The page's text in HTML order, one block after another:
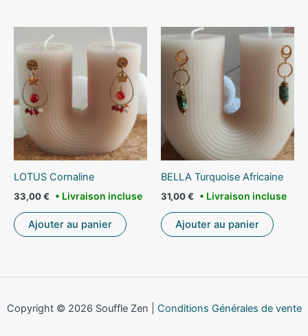
LOTUS Cornaline
33,00€
Ajouter au panier
BELLA Turquoise Africaine
31,00€
Ajouter au panier
Copyright © 2026 Souffle Zen | Conditions Générales de vente